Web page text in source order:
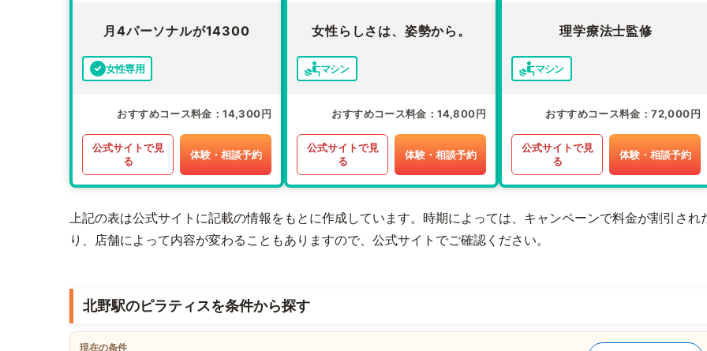
月4パーソナルが14300
女性専用
おすすめコース料金 14,300円
公式サイトで見
る
体験・相談予約
女性らしさは、姿勢から。
マシン
おすすめコース料金 14,800円
公式サイトで見
る
体験・相談予約
理学療法士監修
マシン
おすすめコース料金 72,000円
公式サイトで見
る
体験・相談予約
上記の表は公式サイトに記載の情報をもとに作成しています。時期によっては、キャンペーンで料金が割引され
り、店舗によって内容が変わることもありますので、公式サイトでご確認ください。
北野駅のピラティスを条件から探す
現在の条件